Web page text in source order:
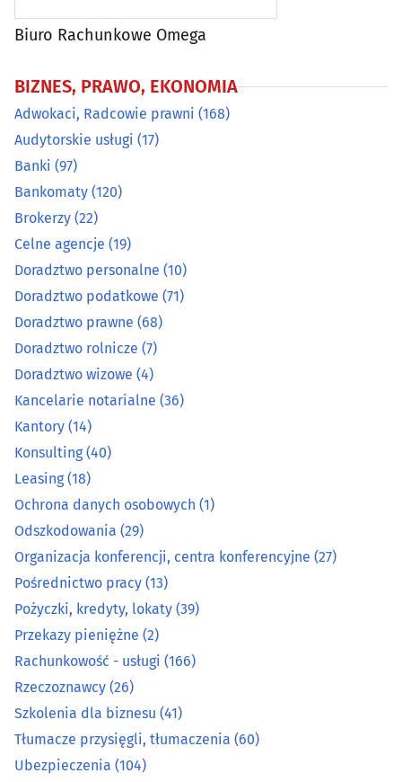
Doradztwo wizowe(4)
Kantory(14)
Konsulting
(18)
Ochrona danych osobowych
Odszkodowania(29)
Organizacja konferencji, centra konferencyjne
Pożyczki, kredyty, lokaty
Przekazy pieniężne
Rachunkowość - usługi
Szkolenia dla biznesu(41)
Tłumacze przysięgli, tłumaczenia
Ubezpieczenia(104)
Windykacja (16)
Biuro Rachunkowe Omega
BIZNES, PRAWO, EKONOMIA
Adwokaci, Radcowie prawni (168)
Audytorskie usługi (17)
Banki (97)
Bankomaty (120)
Brokerzy (22)
Celne agencje (19)
Doradztwo personalne (10)
Doradztwo podatkowe (71)
Doradztwo prawne (68)
Doradztwo rolnicze (7)
Doradztwo wizowe (4)
Kancelarie notarialne (36)
Kantory (14)
Konsulting(40)
Leasing(18)
Ochrona danych osobowych (1)
Odszkodowania (29)
Organizacja konferencji, centra konferencyjne (27)
Pośrednictwo pracy (13)
Pożyczki, kredyty, lokaty (39)
Przekazy pieniężne (2)
Rachunkowość - usługi (166)
Rzeczoznawcy (26)
Szkolenia dla biznesu (41)
Tłumacze przysięgli, tłumaczenia (60)
Ubezpieczenia (104)